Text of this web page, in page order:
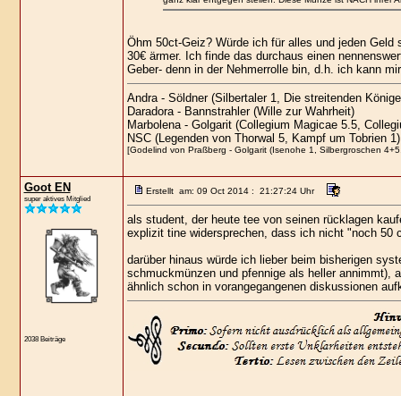
Öhm 50ct-Geiz? Würde ich für alles und jeden
30€ ärmer. Ich finde das durchaus einen
Geber- denn in der Nehmerrolle bin, d.h. ich kann
Andra - Söldner (Silbertaler 1, Die streitenden
Daradora - Bannstrahler (Wille zur Wahrheit)
Marbolena - Golgarit (Collegium Magicae 5.5,
NSC (Legenden von Thorwal 5, Kampf um Tobrien 1)
[Godelind von Praßberg - Golgarit (Isenohe 1, Silbergroschen
Goot EN
super aktives Mitglied
2038 Beiträge
Erstellt am: 09 Oct 2014 : 21:27:24 Uhr
als student, der heute tee von seinen rücklagen
explizit tine widersprechen, dass ich nicht "noch 50
darüber hinaus würde ich lieber beim bisherigen
schmuckmünzen und pfennige als heller annimmt),
ähnlich schon in vorangegangenen diskussionen